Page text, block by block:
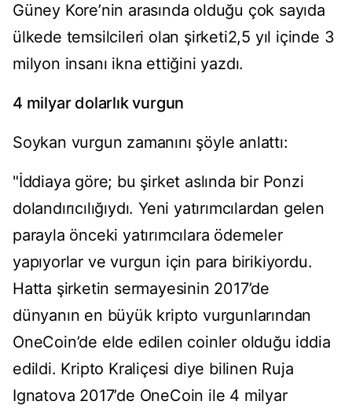
Güney Kore’nin arasında olduğu çok sayıda
ülkede temsilcileri olan şirketi2,5 yıl içinde 3
milyon insanı ikna ettiğini yazdı.
4 milyar dolarlık vurgun
Soykan vurgun zamanını şöyle anlattı:
"İddiaya göre; bu şirket aslında bir Ponzi
dolandırıcılığıydı. Yeni yatırımcılardan gelen
parayla önceki yatırımcılara ödemeler
yapıyorlar ve vurgun için para birikiyordu.
Hatta şirketin sermayesinin 2017’de
dünyanın en büyük kripto vurgunlarından
OneCoin’de elde edilen coinler olduğu iddia
edildi. Kripto Kraliçesi diye bilinen Ruja
Ignatova 2017’de OneCoin ile 4 milyar